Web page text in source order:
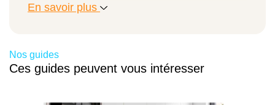
Total estimé
Prix de pose d’un store banne en Belgique
Prix de pose d’une pergola en Belgique
En savoir plus
Nos guides
Ces guides peuvent vous intéresser